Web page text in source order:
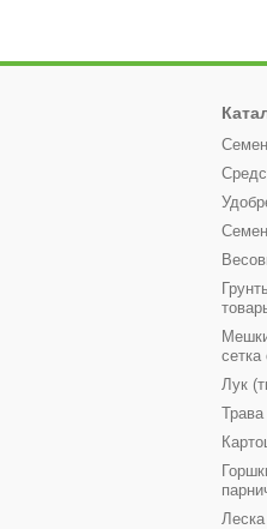
Лук
Трава